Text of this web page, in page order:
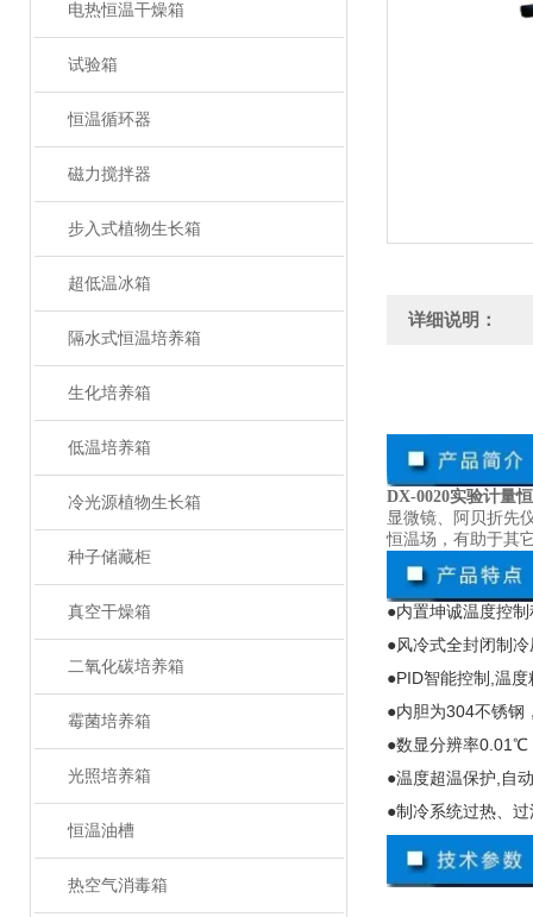
电热恒温干燥箱
试验箱
恒温循环器
磁力搅拌器
步入式植物生长箱
超低温冰箱
隔水式恒温培养箱
生化培养箱
低温培养箱
冷光源植物生长箱
种子储藏柜
真空干燥箱
二氧化碳培养箱
霉菌培养箱
光照培养箱
恒温油槽
热空气消毒箱
详细说明：
DX-0020实验计量
显微镜、阿贝折先
恒温场，有助于其
●内置坤诚温度控
●风冷式全封闭制
●PID智能控制 ,温度
●内胆为304不锈钢
●数显分辨率0.01℃
●温度超温保护,自
●制冷系统过热、